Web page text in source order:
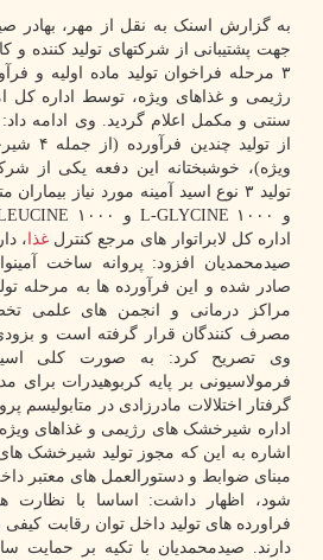
به گزارش اسنک به نقل از مهر، بهادر
جهت پشتیبانی از شرکتهای تولید کننده و
۳ مرحله فراخوان تولید ماده اولیه و
رژیمی و غذاهای ویژه، توسط اداره کل
سنتی و مکمل اعلام گردید. وی ادامه داد:
ویژه)، خوشبختانه این دفعه یکی از
اداره کل لابراتوار های مرجع کنترلغذا،
صیدمحمدیان افزود: پروانه ساخت
صادر شده و این فرآورده ها به مرحله
مراکز درمانی و انجمن های علمی
مصرف کنندگان قرار گرفته است و بزودی
وی تصریح کرد: به صورت کلی
فرمولاسیونی بر پایه کربوهیدرات برای
گرفتار اختلالات مادرزادی در متابولیسم
اداره شیرخشک های رژیمی و غذاهای ویژه
اشاره به این که مجوز تولید شیرخشک
مبنای ضوابط و دستورالعمل های معتبر
شود، اظهار داشت: اساسا با نظارت
فراورده های تولید داخل توان رقابت
دارند. صیدمحمدیان با تکیه بر حمایت